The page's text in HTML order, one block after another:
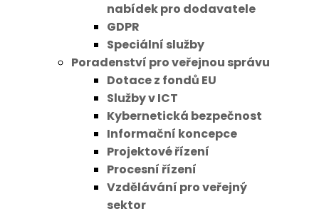
nabídek pro dodavatele
GDPR
Speciální služby
Poradenství pro veřejnou správu
Dotace z fondů EU
Služby v ICT
Kybernetická bezpečnost
Informační koncepce
Projektové řízení
Procesní řízení
Vzdělávání pro veřejný
sektor